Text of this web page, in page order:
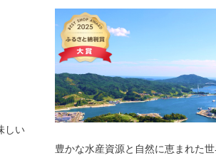
しい
豊かな水産資源と自然に恵まれた世